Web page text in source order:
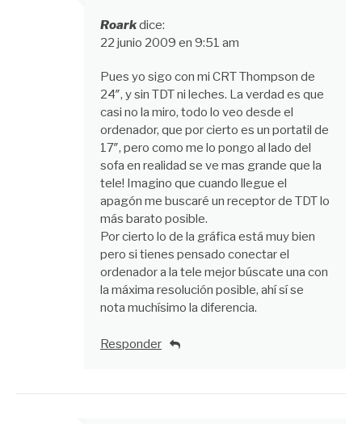
Roarkdice:
22 junio 2009 en 9:51 am
Pues yo sigo con mi CRT Thompson de
24″, y sin TDT ni leches. La verdad es que
casi no la miro, todo lo veo desde el
ordenador, que por cierto es un portatil de
17″, pero como me lo pongo al lado del
sofa en realidad se ve mas grande que la
tele! Imagino que cuando llegue el
apagón me buscaré un receptor de TDT lo
más barato posible.
Por cierto lo de la gráfica está muy bien
pero si tienes pensado conectar el
ordenador a la tele mejor búscate una con
la máxima resolución posible, ahí sí se
nota muchísimo la diferencia.
Responder